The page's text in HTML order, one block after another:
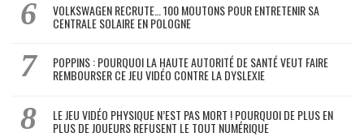
VOLKSWAGEN RECRUTE… 100 MOUTONS POUR ENTRETENIR SA
CENTRALE SOLAIRE EN POLOGNE
POPPINS : POURQUOI LA HAUTE AUTORITÉ DE SANTÉ VEUT FAIRE
REMBOURSER CE JEU VIDÉO CONTRE LA DYSLEXIE
LE JEU VIDÉO PHYSIQUE N’EST PAS MORT ! POURQUOI DE PLUS EN
PLUS DE JOUEURS REFUSENT LE TOUT NUMÉRIQUE